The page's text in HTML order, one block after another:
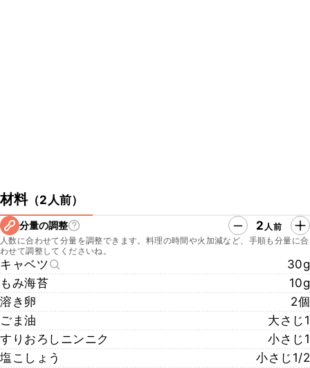
材料（2人前）
分量の調整 2 人前
人数に合わせて分量を調整できます。料理の時間や火加減など、手順も分量に合
わせて調整してくださいね。
キャベツ
30g
もみ海苔
10g
溶き卵
2個
ごま油
大さじ1
すりおろしニンニク
小さじ1
塩こしょう
小さじ1/2